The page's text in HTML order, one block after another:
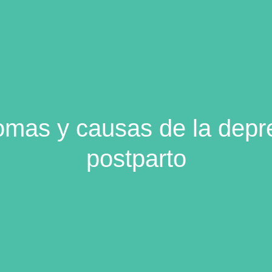
y causas de la
postparto